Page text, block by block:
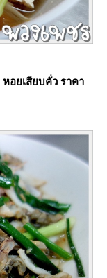
หอยเสียบคั่ว ราคา